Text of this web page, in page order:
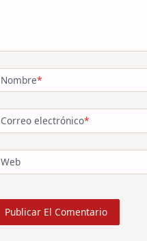
Nombre*
Correo electrónico*
Web